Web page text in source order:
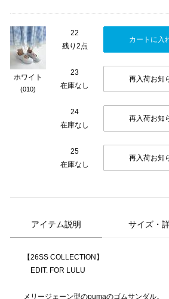
ホワイト
(010)
22
残り2点
カートに入
23
在庫なし
再入荷お知
24
在庫なし
再入荷お知
25
在庫なし
再入荷お知
アイテム説明 サイズ・
【26SS COLLECTION】
EDIT. FOR LULU
メリージェーン型のpumaのゴムサンダル。